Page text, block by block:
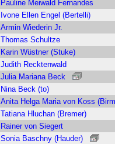
Pauline Meiwald Fernandes
Ivone Ellen Engel (Bertelli)
Armin Wiederin Jr.
Thomas Schultze
Karin Wüstner (Stuke)
Judith Recktenwald
Julia Mariana Beck
Nina Beck (to)
Anita Helga Maria von Koss
Tatiana Hluchan (Bremer)
Rainer von Siegert
Sonia Baschny (Hauder)